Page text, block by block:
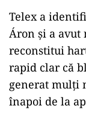
Telex a
Áron și a avut
reconstitui
rapid clar că
generat mulți
înapoi de la